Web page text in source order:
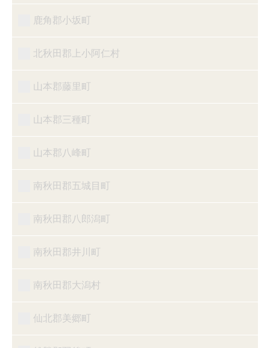
鹿角郡小坂町
北秋田郡上小阿仁村
山本郡藤里町
山本郡三種町
山本郡八峰町
南秋田郡五城目町
南秋田郡八郎潟町
南秋田郡井川町
南秋田郡大潟村
仙北郡美郷町